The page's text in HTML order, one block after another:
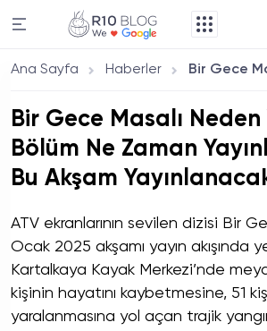
Ana Sayfa Haberler
Bir Gece Masalı Neden
Bölüm Ne Zaman
Bu Akşam
ATV ekranlarının sevilen dizisi Bir
Ocak 2025 akşamı yayın akışında
Kartalkaya Kayak Merkezi’nde
kişinin hayatını kaybetmesine, 51
yaralanmasına yol açan trajik